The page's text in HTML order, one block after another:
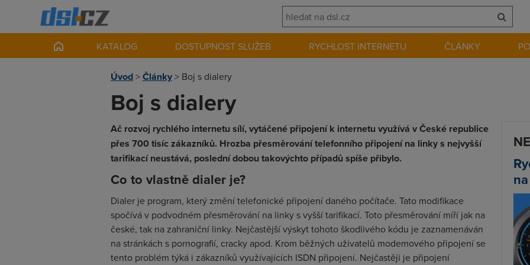
KATALOG DOSTUPNOST SLUŽEB RYCHLOST INTERNETU ČLÁNKY
Úvod>Články> Boj s dialery
Boj s dialery
Ač rozvoj rychlého internetu sílí, vytáčené připojení k internetu využívá v České republice
přes 700 tisíc zákazníků. Hrozba přesměrování telefonního připojení na linky s nejvyšší
tarifikací neustává, poslední dobou takovýchto případů spíše přibylo.
Co to vlastně dialer je?
Dialer je program, který změní telefonické připojení daného počítače. Tato modifikace
spočívá v podvodném přesměrování na linky s vyšší tarifikací. Toto přesměrování míří jak na
české, tak na zahraniční linky. Nejčastější výskyt tohoto škodlivého kódu je zaznamenáván
na stránkách s pornografií, cracky apod. Krom běžných uživatelů modemového připojení se
tento problém týká i zákazníků využívajících ISDN připojení. Nejčastěji je připojení